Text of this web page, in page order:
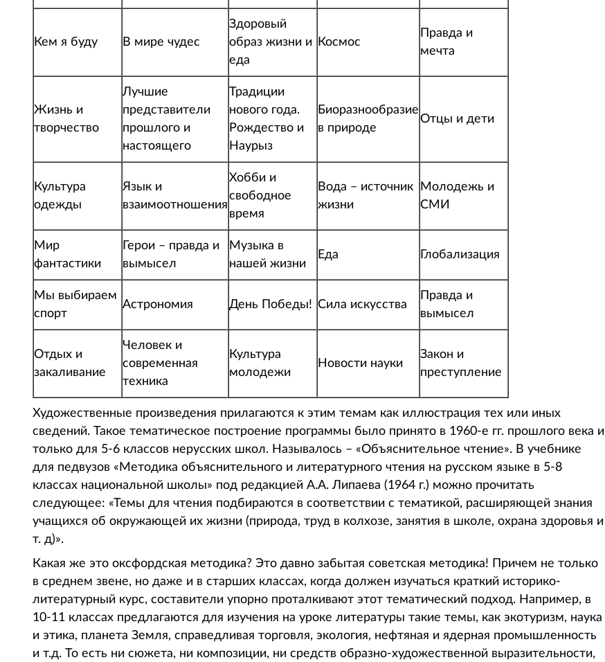
Кем я буду В мире чудес
Здоровый
образ жизни и
еда
Космос
Правда и
мечта
Жизнь и
творчество
Лучшие
представители
прошлого и
настоящего
Традиции
нового года.
Рождество и
Наурыз
Биоразнообразие
в природе
Отцы и дети
Культура
одежды
Язык и
взаимоотношения
Хобби и
свободное
время
Вода – источник
жизни
Молодежь и
СМИ
Мир
фантастики
Герои – правда и
вымысел
Музыка в
нашей жизни
Еда Глобализация
Мы выбираем
спорт
Астрономия День Победы! Сила искусства
Правда и
вымысел
Отдых и
закаливание
Человек и
современная
техника
Культура
молодежи
Новости науки
Закон и
преступление
Художественные произведения прилагаются к этим темам как иллюстрация тех или иных
сведений. Такое тематическое построение программы было принято в 1960-е гг. прошлого века и
только для 5-6 классов нерусских школ. Называлось – «Объяснительное чтение». В учебнике
для педвузов «Методика объяснительного и литературного чтения на русском языке в 5-8
классах национальной школы» под редакцией А.А. Липаева (1964 г.) можно прочитать
следующее: «Темы для чтения подбираются в соответствии с тематикой, расширяющей знания
учащихся об окружающей их жизни (природа, труд в колхозе, занятия в школе, охрана здоровья и
т. д)».
Какая же это оксфордская методика? Это давно забытая советская методика! Причем не только
в среднем звене, но даже и в старших классах, когда должен изучаться краткий историко-
литературный курс, составители упорно проталкивают этот тематический подход. Например, в
10-11 классах предлагаются для изучения на уроке литературы такие темы, как экотуризм, наука
и этика, планета Земля, справедливая торговля, экология, нефтяная и ядерная промышленность
и т.д. То есть ни сюжета, ни композиции, ни средств образно-художественной выразительности,